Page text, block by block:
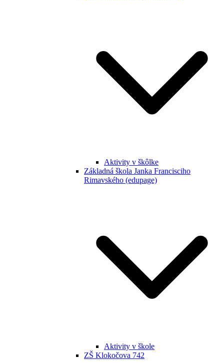
Aktivity v škôlke
Základná škola Janka Francisciho
Rimavského (edupage)
Aktivity v škole
ZŠ Klokočova 742